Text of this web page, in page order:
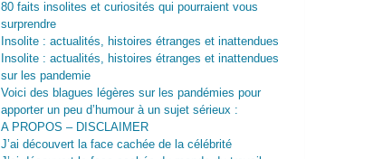
80 faits insolites et curiosités qui pourraient vous
surprendre
Insolite : actualités, histoires étranges et inattendues
Insolite : actualités, histoires étranges et inattendues
sur les pandemie
Voici des blagues légères sur les pandémies pour
apporter un peu d’humour à un sujet sérieux :
A PROPOS – DISCLAIMER
J’ai découvert la face cachée de la célébrité